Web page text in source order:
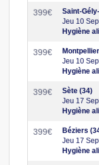
399€
Saint-
Jeu 10
Hygiène
399€
Jeu 10
Hygiène
399€
Sète (34)
Jeu 17
Hygiène
399€
Béziers
Jeu 17
Hygiène